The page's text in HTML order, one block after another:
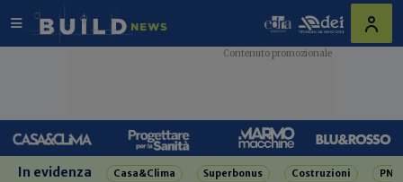
In evidenza Casa&Clima Superbonus Costruzioni